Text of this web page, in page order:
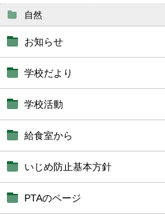
自然
お知らせ
学校だより
学校活動
給食室から
いじめ防止基本方針
PTAのページ